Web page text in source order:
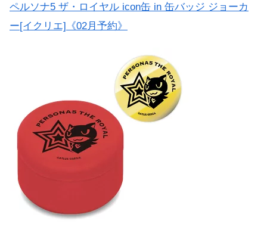
ペルソナ5 ザ・ロイヤル icon缶 in 缶バッジ ジョーカ
ー[イクリエ]《02月予約》